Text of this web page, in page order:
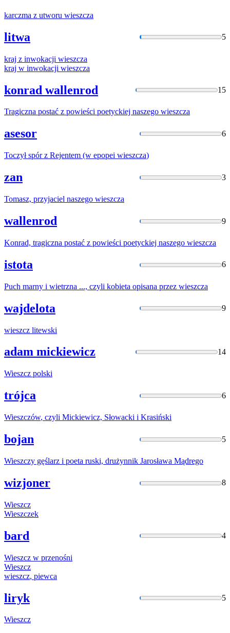
karczma z utworu wieszcza
litwa 5
kraj z inwokacji wieszcza
kraj w inwokacji wieszcza
konrad wallenrod 15
Tragiczna postać z powieści poetyckiej naszego wieszcza
asesor 6
Toczył spór z Rejentem (w epopei wieszcza)
zan 3
Tomasz, przyjaciel naszego wieszcza
wallenrod 9
Konrad, tragiczna postać z powieści poetyckiej naszego wieszcza
istota 6
Puch marny i wietrzna ..., czyli kobieta opisana przez wieszcza
wajdelota 9
wieszcz litewski
adam mickiewicz 14
Wieszcz polski
trójca 6
Wieszczów, czyli Mickiewicz, Słowacki i Krasiński
bojan 5
Wieszczy gęślarz i poeta ruski, drużynnik Jarosława Mądrego
wizjoner 8
Wieszcz
Wieszczek
bard 4
Wieszcz w przenośni
Wieszcz
wieszcz, piewca
liryk 5
Wieszcz